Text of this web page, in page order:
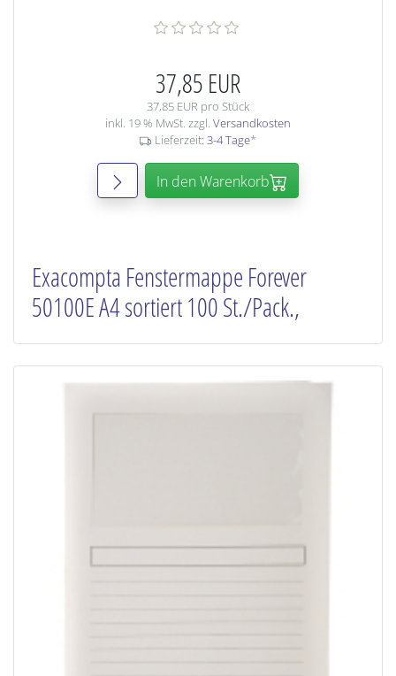
37,85 EUR
37,85 EUR pro Stück
inkl. 19 % MwSt. zzgl. Versandkosten
Lieferzeit: 3-4 Tage*
In den Warenkorb
Exacompta Fenstermappe Forever
50100E A4 sortiert 100 St./Pack.,